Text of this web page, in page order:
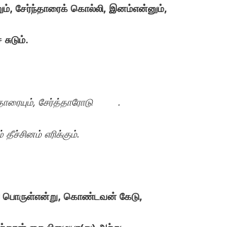
, சேர்ந்தாரைக் கொல்லி, இனம்என்னும்,
சுடும்.
, சேர்த்தாரோடு.
தீச்சினம் எரிக்கும்.
பொருள்என்று, கொண்டவன் கேடு,